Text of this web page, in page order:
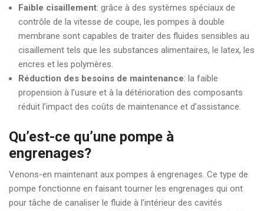
Faible cisaillement: grâce à des systèmes spéciaux de
contrôle de la vitesse de coupe, les pompes à double
membrane sont capables de traiter des fluides sensibles au
cisaillement tels que les substances alimentaires, le latex, les
encres et les polymères.
Réduction des besoins de maintenance: la faible
propension à l’usure et à la détérioration des composants
réduit l’impact des coûts de maintenance et d’assistance.
Qu’est-ce qu’une pompe à
engrenages?
Venons-en maintenant aux pompes à engrenages. Ce type de
pompe fonctionne en faisant tourner les engrenages qui ont
pour tâche de canaliser le fluide à l’intérieur des cavités